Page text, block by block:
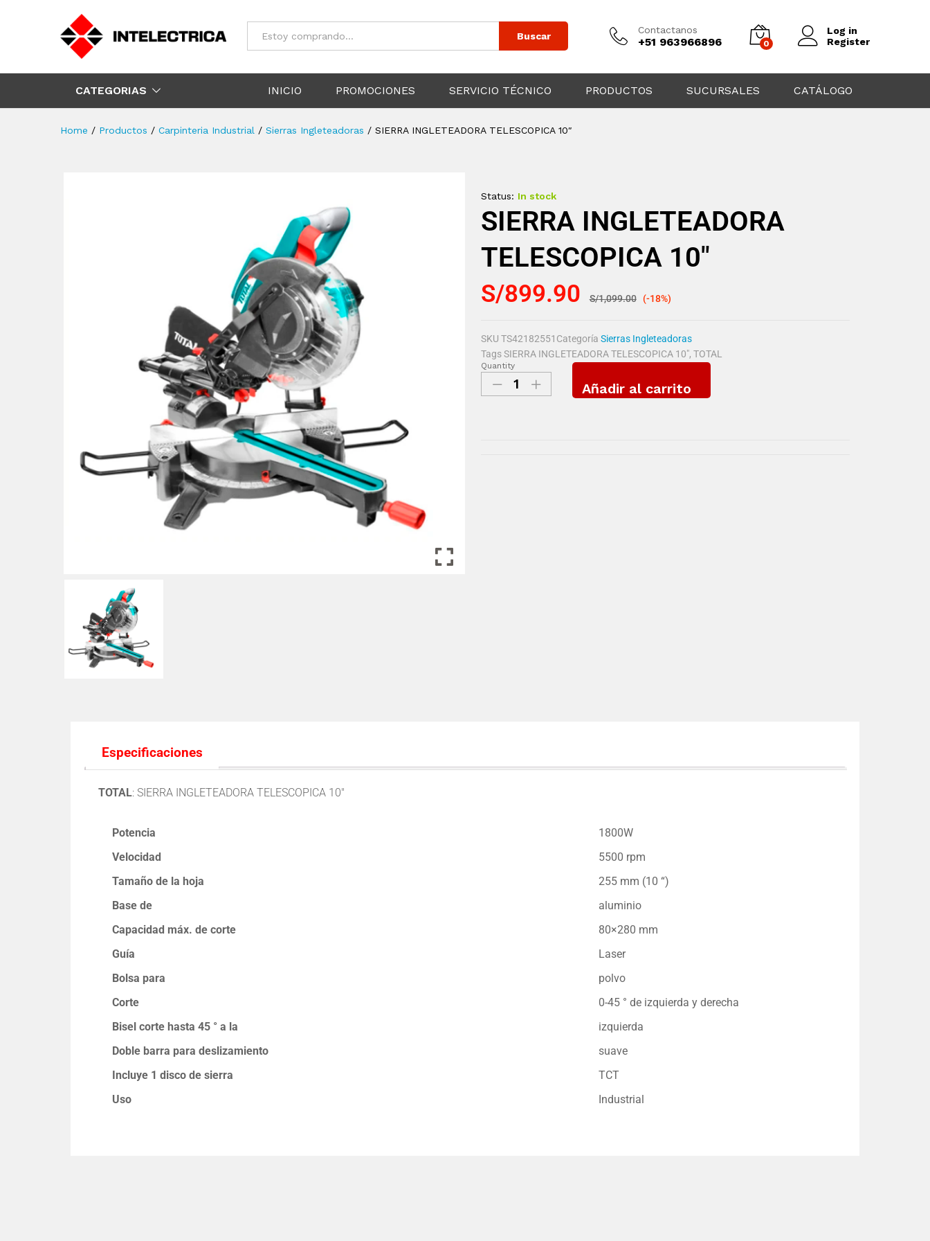
Todos Buscar
Contactanos
+51 963966896 0
Log in
Register
CATEGORIAS INICIO PROMOCIONES SERVICIO TÉCNICO PRODUCTOS SUCURSALES CATÁLOGO
Home / Productos / Carpinteria Industrial / Sierras Ingleteadoras / SIERRA INGLETEADORA TELESCOPICA 10″
Status: In stock
SIERRA INGLETEADORA
TELESCOPICA 10″
S/899.90 S/1,099.00 (-18%)
SKU TS42182551 Categoría Sierras Ingleteadoras
Tags SIERRA INGLETEADORA TELESCOPICA 10", TOTAL
Quantity
Añadir al carrito
Especificaciones
TOTAL: SIERRA INGLETEADORA TELESCOPICA 10″
Potencia
1800W
Velocidad
5500 rpm
Tamaño de la hoja
255 mm (10 “)
Base de
aluminio
Capacidad máx. de corte
80×280 mm
Guía
Laser
Bolsa para
polvo
Corte
0-45 ° de izquierda y derecha
Bisel corte hasta 45 ° a la
izquierda
Doble barra para deslizamiento
suave
Incluye 1 disco de sierra
TCT
Uso
Industrial